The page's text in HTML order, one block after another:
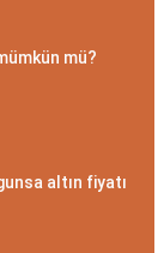
mü?
altın fiyatı